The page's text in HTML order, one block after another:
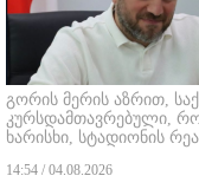
გორის მერის აზრით,
კურსდამთავრებული,
ხარისხი, სტადიონის
14:54 / 04.08.2026